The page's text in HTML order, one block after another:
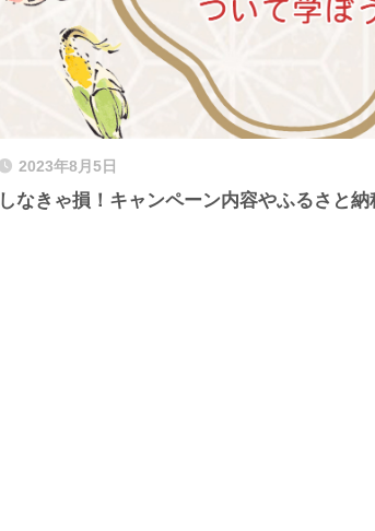
2023年8月5日
しなきゃ損！キャンペーン内容やふるさと納